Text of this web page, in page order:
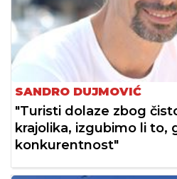
SANDRO DUJMOVIĆ
"Turisti dolaze zbog
krajolika, izgubimo li to,
konkurentnost"